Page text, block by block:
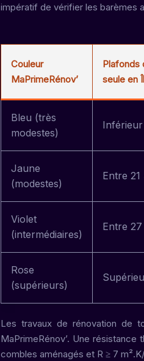
impératif de vérifier les barèmes
Couleur
MaPrimeRénov’
Plafonds
seule en
Bleu (très
modestes)
Jaune
(modestes)
Entre
Violet
(intermédiaires)
Entre
Rose
(supérieurs)
Les travaux de rénovation de
MaPrimeRénov’. Une
combles aménagés et R ≥ 7